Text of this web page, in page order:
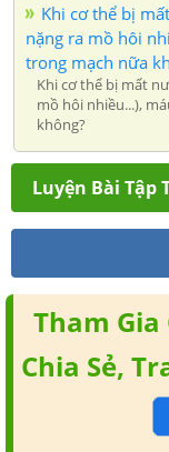
Khi cơ thể bị
nặng ra mồ hôi
trong mạch nữa
Khi cơ thể bị mất
mồ hôi nhiều...),
không?
Luyện Bài Tập
Tham Gia
Chia Sẻ,